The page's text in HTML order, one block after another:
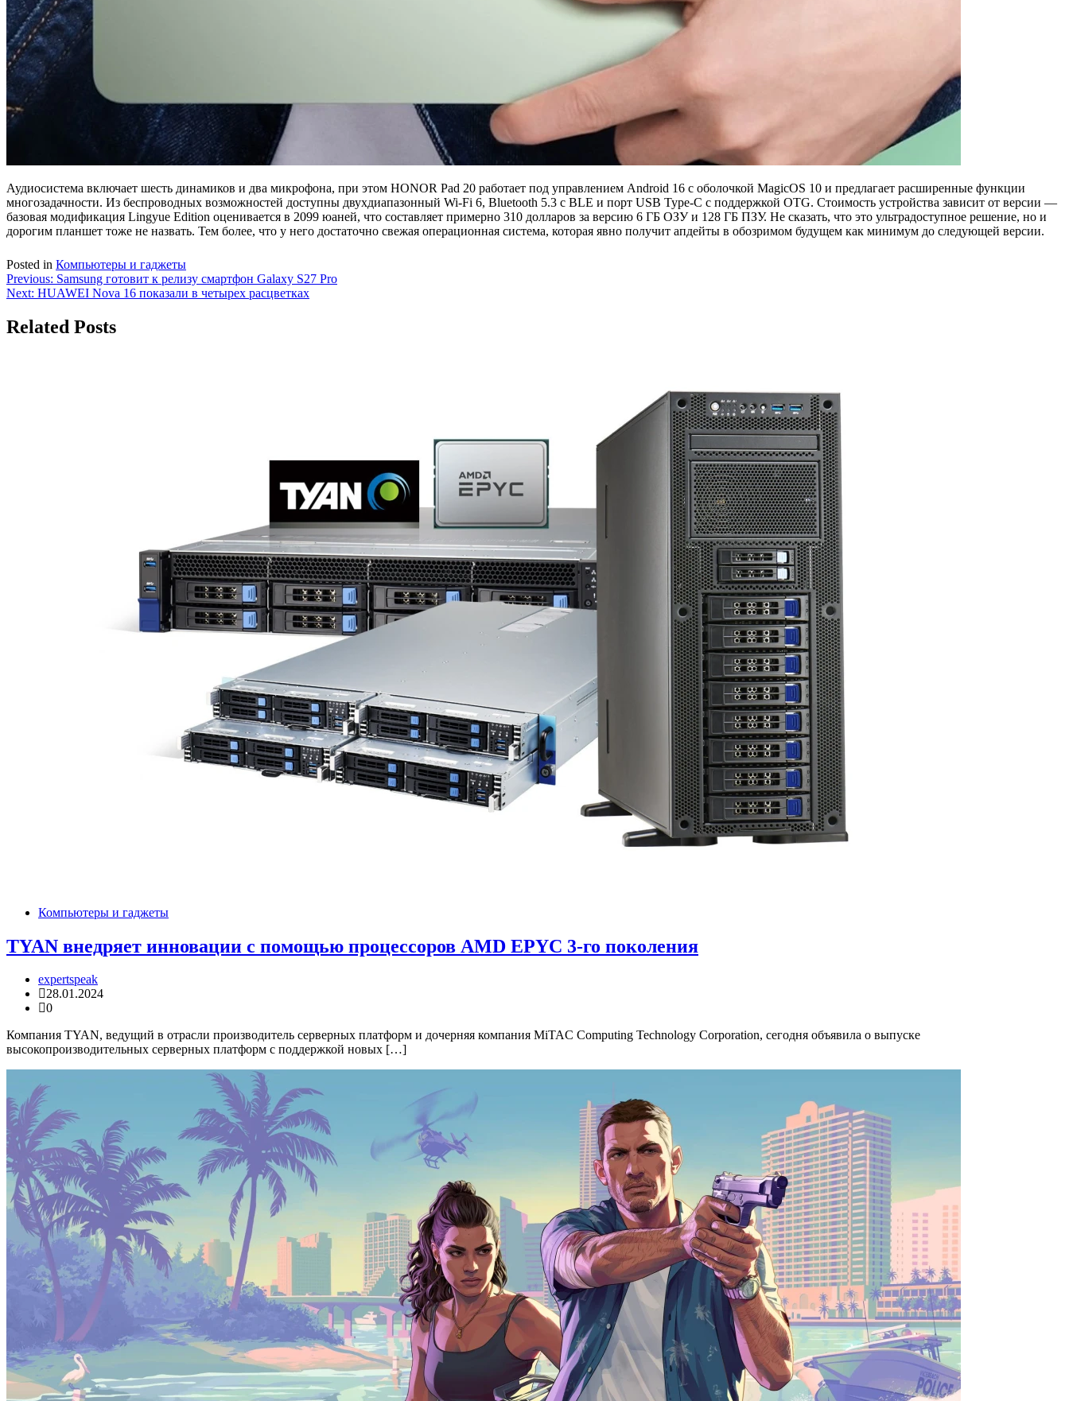
Аудиосистема включает шесть динамиков и два микрофона, при этом HONOR Pad 20 работает под управлением Android 16 с оболочкой MagicOS 10 и предлагает расширенные функции
многозадачности. Из беспроводных возможностей доступны двухдиапазонный Wi-Fi 6, Bluetooth 5.3 с BLE и порт USB Type-C с поддержкой OTG. Стоимость устройства зависит от версии —
базовая модификация Lingyue Edition оценивается в 2099 юаней, что составляет примерно 310 долларов за версию 6 ГБ ОЗУ и 128 ГБ ПЗУ. Не сказать, что это ультрадоступное решение, но и
дорогим планшет тоже не назвать. Тем более, что у него достаточно свежая операционная система, которая явно получит апдейты в обозримом будущем как минимум до следующей версии.
Posted in Компьютеры и гаджеты
Навигация
по
записям
Previous: Samsung готовит к релизу смартфон Galaxy S27 Pro
Next: HUAWEI Nova 16 показали в четырех расцветках
Related Posts
Компьютеры и гаджеты
TYAN внедряет инновации с помощью процессоров AMD EPYC 3-го поколения
expertspeak
28.01.2024
0
Компания TYAN, ведущий в отрасли производитель серверных платформ и дочерняя компания MiTAC Computing Technology Corporation, сегодня объявила о выпуске
высокопроизводительных серверных платформ с поддержкой новых […]